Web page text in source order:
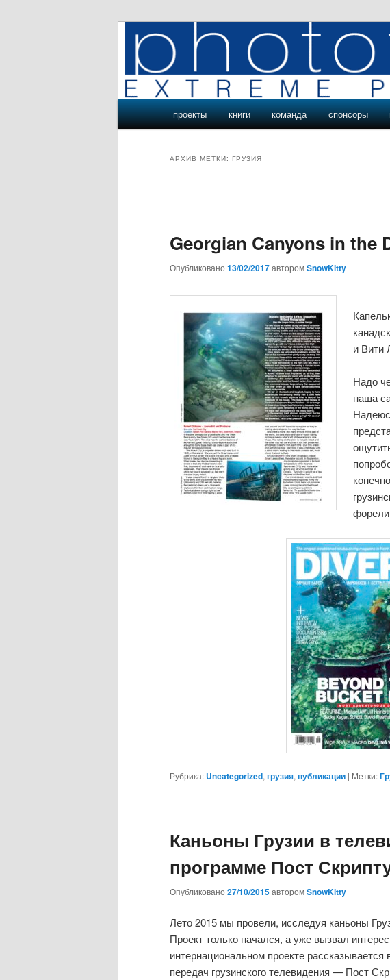
экстремальные
Подводные и пещерные фотопроекты команды
Главное
меню
проекты книги команда спонсоры
АРХИВ МЕТКИ: ГРУЗИЯ
Georgian Canyons in the
Опубликовано 13/02/2017авторомSnowKitty
и Вити
Надо
наша
Рубрика: Uncategorized, грузия, публикации | Метки:
Каньоны Грузии в
программе Пост
Опубликовано 27/10/2015авторомSnowKitty
Лето 2015 мы провели, исследуя каньоны
Проект только начался, а уже вызвал
интернациональном проекте
передач грузинского телевидения — Пост